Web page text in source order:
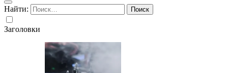
Найти:
Заголовки